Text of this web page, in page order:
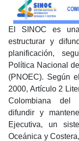
El SINOC es
estructurar y
planificación,
Política Nacional
(PNOEC). Según
2000, Artículo 2
Colombiana del
difundir y
Ejecutiva, un
Oceánica y